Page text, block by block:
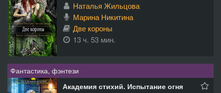
Наталья Жильцова
Марина Никитина
Две короны
13 ч. 53 мин.
Фантастика, фэнтези
Академия стихий. Испытание огня